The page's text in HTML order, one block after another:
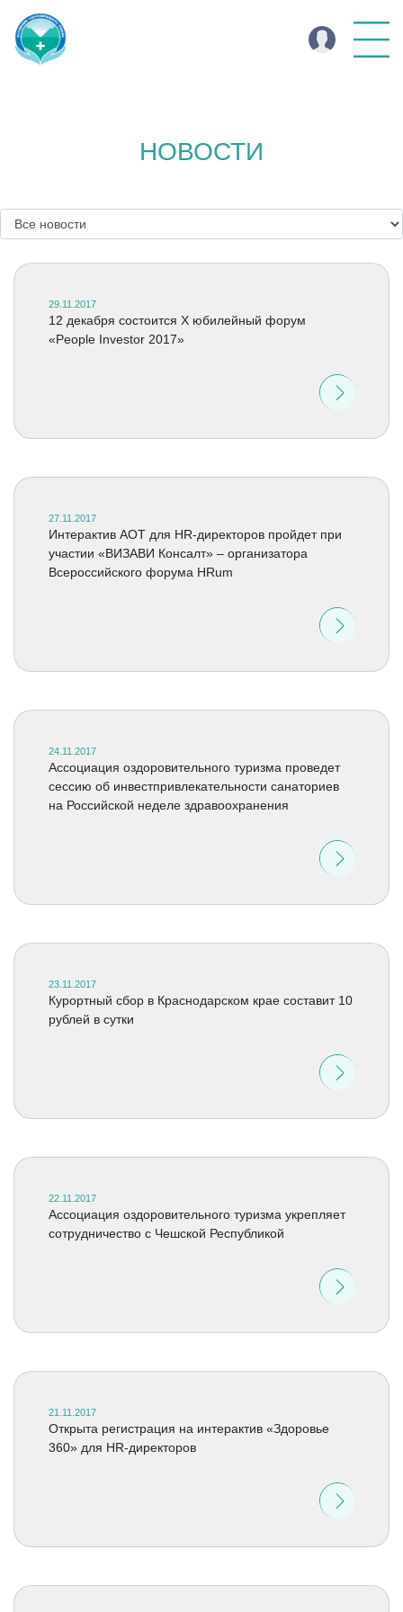
НОВОСТИ
29.11.2017
12 декабря состоится X юбилейный форум
«People Investor 2017»
27.11.2017
Интерактив АОТ для HR-директоров пройдет при
участии «ВИЗАВИ Консалт» – организатора
Всероссийского форума HRum
24.11.2017
Ассоциация оздоровительного туризма проведет
сессию об инвестпривлекательности санаториев
на Российской неделе здравоохранения
23.11.2017
Курортный сбор в Краснодарском крае составит 10
рублей в сутки
22.11.2017
Ассоциация оздоровительного туризма укрепляет
сотрудничество с Чешской Республикой
21.11.2017
Открыта регистрация на интерактив «Здоровье
360» для HR-директоров